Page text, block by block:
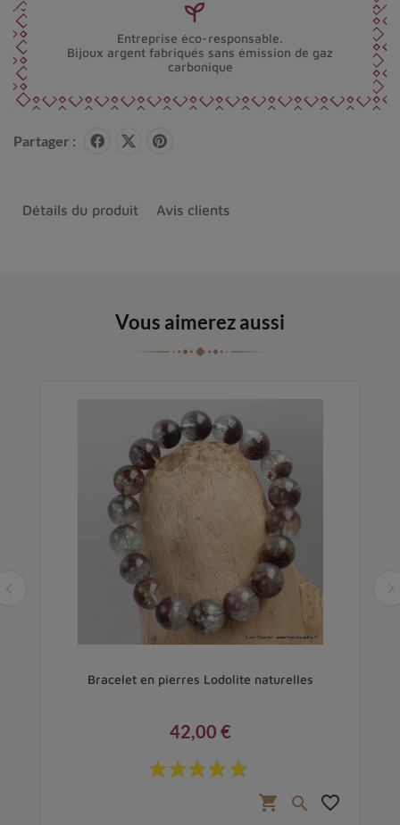
Entreprise éco-responsable.
Bijoux argent fabriqués sans émission de gaz
carbonique
Partager :
Détails du produit Avis clients
Vous aimerez aussi
Bracelet en pierres Lodolite naturelles
Prix
42,00 €
shopping_cart  favorite_border